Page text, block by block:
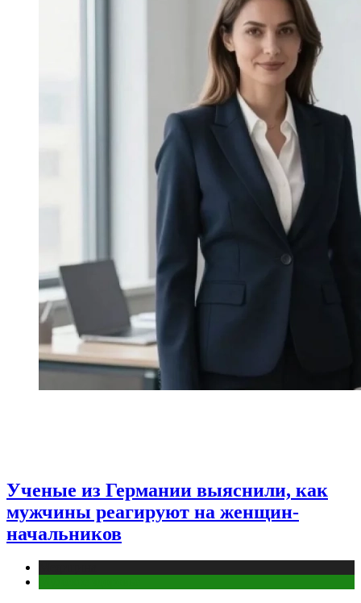
Ученые из Германии выяснили, как
мужчины реагируют на женщин-
начальников